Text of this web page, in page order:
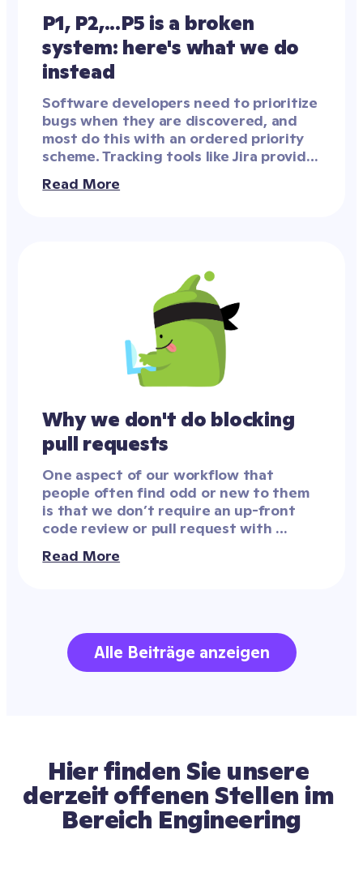
P1, P2,...P5 is a broken
system: here's what we do
instead
Software developers need to prioritize
bugs when they are discovered, and
most do this with an ordered priority
scheme. Tracking tools like Jira provide
organizations use numbers, such as P1,
Read More
Why we don't do blocking
pull requests
One aspect of our workflow that
people often find odd or new to them
is that we don’t require an up-front
code review or pull request with
pushing to production. This often
reactions ranging from curiosity to
aversion.
Read More
Alle Beiträge anzeigen
Hier finden Sie unsere
derzeit offenen Stellen im
Bereich Engineering